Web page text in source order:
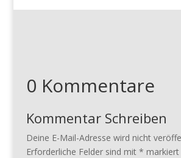
0 Kommentare
Kommentar Schreiben
Deine E-Mail-Adresse wird nicht
Erforderliche Felder sind mit * markiert